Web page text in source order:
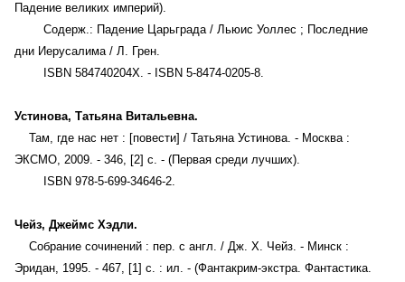
Падение великих империй).
Содерж.: Падение Царьграда / Льюис Уоллес ; Последние
дни Иерусалима / Л. Грен.
ISBN 584740204X. - ISBN 5-8474-0205-8.
Устинова, Татьяна Витальевна.
Там, где нас нет : [повести] / Татьяна Устинова. - Москва :
ЭКСМО, 2009. - 346, [2] с. - (Первая среди лучших).
ISBN 978-5-699-34646-2.
Чейз, Джеймс Хэдли.
Собрание сочинений : пер. с англ. / Дж. Х. Чейз. - Минск :
Эридан, 1995. - 467, [1] с. : ил. - (Фантакрим-экстра. Фантастика.